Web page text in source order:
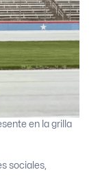
en la grilla
sociales,